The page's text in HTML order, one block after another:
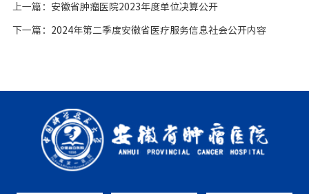
上一篇： 安徽省肿瘤医院2023年度单位决算公开
下一篇： 2024年第二季度安徽省医疗服务信息社会公开内容